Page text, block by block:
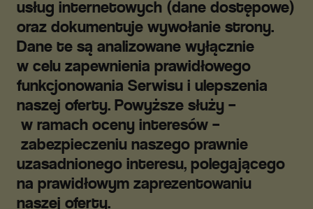
usług internetowych (dane dostępowe)
oraz dokumentuje wywołanie strony.
Dane te są analizowane wyłącznie
w celu zapewnienia prawidłowego
funkcjonowania Serwisu i ulepszenia
naszej oferty. Powyższe służy –
w ramach oceny interesów –
zabezpieczeniu naszego prawnie
uzasadnionego interesu, polegającego
na prawidłowym zaprezentowaniu
naszej oferty.